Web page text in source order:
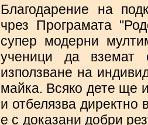
Благодарение на
чрез Програмата
супер модерни
ученици да вземат
използване на
майка. Всяко дете ще
и отбелязва директно
е с доказани добри